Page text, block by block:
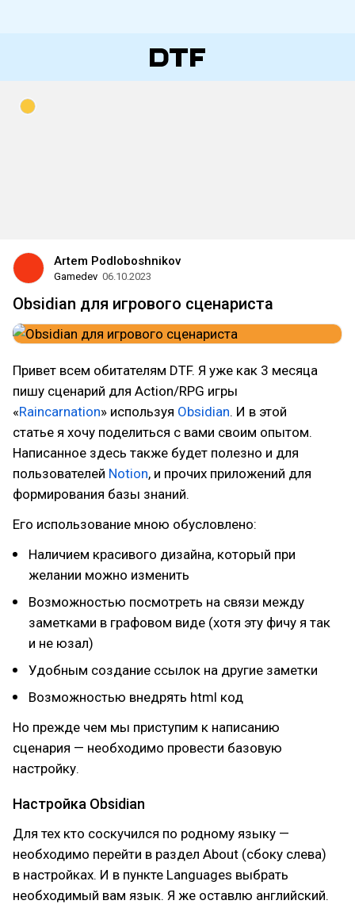
Artem Podloboshnikov
Gamedev 06.10.2023
Obsidian для игрового сценариста
Привет всем обитателям DTF. Я уже как 3 месяца
пишу сценарий для Action/RPG игры
«Raincarnation» используя Obsidian. И в этой
статье я хочу поделиться с вами своим опытом.
Написанное здесь также будет полезно и для
пользователей Notion, и прочих приложений для
формирования базы знаний.
Его использование мною обусловлено:
Наличием красивого дизайна, который при
желании можно изменить
Возможностью посмотреть на связи между
заметками в графовом виде (хотя эту фичу я так
и не юзал)
Удобным создание ссылок на другие заметки
Возможностью внедрять html код
Но прежде чем мы приступим к написанию
сценария — необходимо провести базовую
настройку.
Настройка Obsidian
Для тех кто соскучился по родному языку —
необходимо перейти в раздел About (сбоку слева)
в настройках. И в пункте Languages выбрать
необходимый вам язык. Я же оставлю английский.